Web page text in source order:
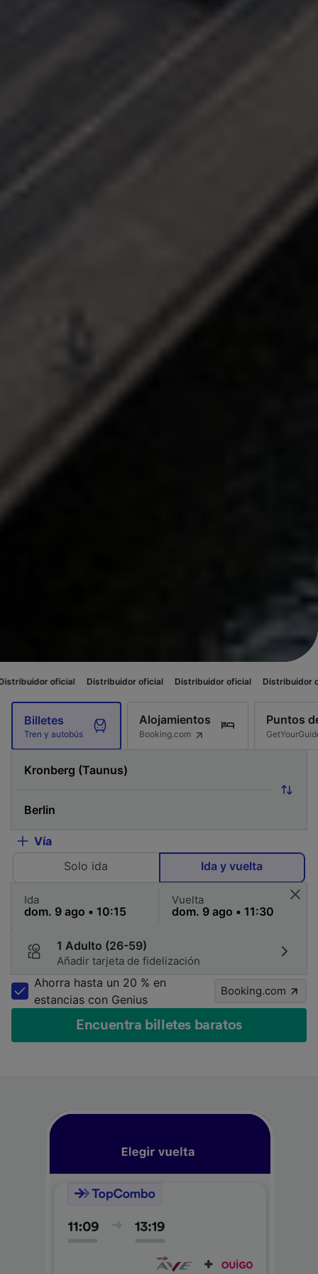
Distribuidor oficial Distribuidor oficial Distribuidor oficial
Billetes
Tren y autobús
Alojamientos
Booking.com
Puntos
Vía
Solo ida
Ida y vuelta
Ida Vuelta
1 Adulto (26-59)
Añadir tarjeta de fidelización
Ahorra hasta un 20 % en
estancias con Genius
Booking.com
Encuentra billetes baratos